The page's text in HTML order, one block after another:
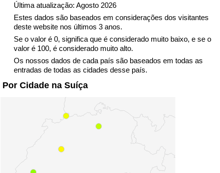
Última atualização: Agosto 2026
Estes dados são baseados em considerações dos visitantes
deste website nos últimos 3 anos.
Se o valor é 0, significa que é considerado muito baixo, e se o
valor é 100, é considerado muito alto.
Os nossos dados de cada país são baseados em todas as
entradas de todas as cidades desse país.
Por Cidade na Suíça